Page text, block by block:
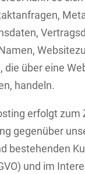
die über eine
handeln.
erfolgt zum
gegenüber
bestehenden
und im